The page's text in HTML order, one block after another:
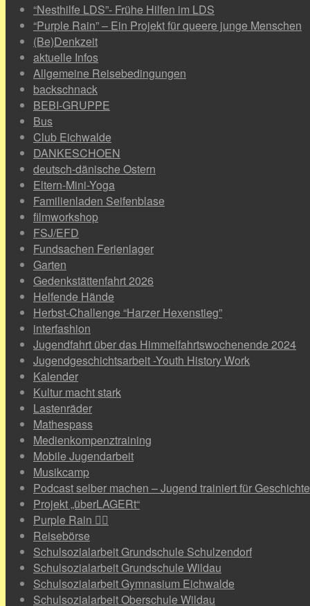
“Nesthilfe LDS”- Frühe Hilfen im LDS
“Purple Rain” – Ein Projekt für queere junge Menschen
(Be)Denkzeit
aktuelle Infos
Allgemeine Reisebedingungen
backschnack
BEBI-GRUPPE
Bus
Club Eichwalde
DANKESCHOEN
deutsch-dänische Ostern
Eltern-Mini-Yoga
Familienladen Seifenblase
filmworkshop
FSJ/EFD
Fundsachen Ferienlager
Garten
Gedenkstättenfahrt 2026
Helfende Hände
Herbst-Challenge “Harzer Hexenstieg”
interfashion
Jugendfahrt über das Himmelfahrtswochenende 2024
Jugendgeschichtsarbeit -Youth History Work
Kalender
Kultur macht stark
Lastenräder
Mathespass
Medienkompenztraining
Mobile Jugendarbeit
Musikcamp
Podcast selber machen – Jugend trainiert für Geschichte
Projekt „überLAGERt“
Purple Rain 🏳️‍🌈
Reisebörse
Schulsozialarbeit Grundschule Schulzendorf
Schulsozialarbeit Grundschule Wildau
Schulsozialarbeit Gymnasium Eichwalde
Schulsozialarbeit Oberschule Wildau